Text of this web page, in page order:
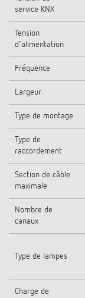
service KNX
Tension
d'alimentation
Fréquence
Largeur
Type de montage
Type de
raccordement
Section de câble
maximale
Nombre de
canaux
Type de lampes
Charge de